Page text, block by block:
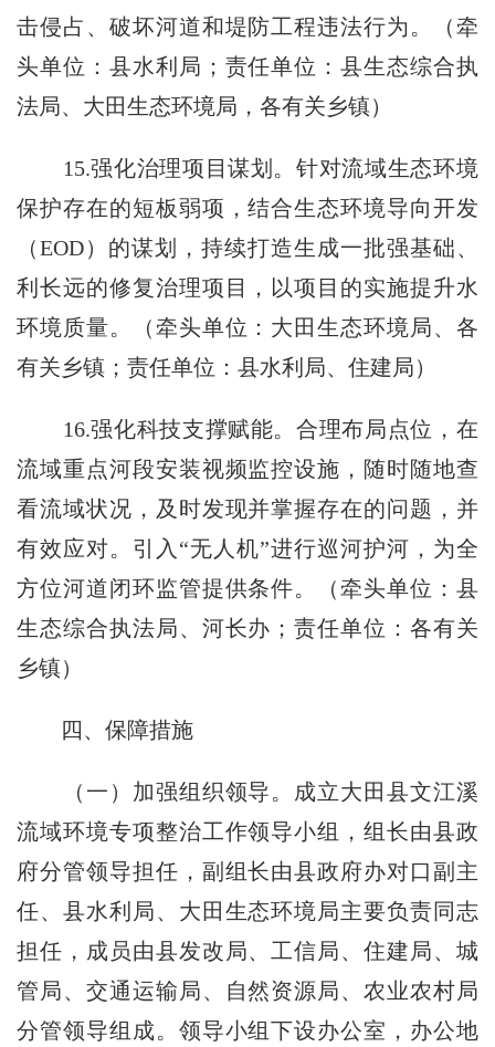
击侵占、破坏河道和堤防工程违法行为。（牵
头单位：县水利局；责任单位：县生态综合执
法局、大田生态环境局，各有关乡镇）
15.强化治理项目谋划。针对流域生态环境
保护存在的短板弱项，结合生态环境导向开发
（EOD）的谋划，持续打造生成一批强基础、
利长远的修复治理项目，以项目的实施提升水
环境质量。（牵头单位：大田生态环境局、各
有关乡镇；责任单位：县水利局、住建局）
16.强化科技支撑赋能。合理布局点位，在
流域重点河段安装视频监控设施，随时随地查
看流域状况，及时发现并掌握存在的问题，并
有效应对。引入“无人机”进行巡河护河，为全
方位河道闭环监管提供条件。（牵头单位：县
生态综合执法局、河长办；责任单位：各有关
乡镇）
四、保障措施
（一）加强组织领导。成立大田县文江溪
流域环境专项整治工作领导小组，组长由县政
府分管领导担任，副组长由县政府办对口副主
任、县水利局、大田生态环境局主要负责同志
担任，成员由县发改局、工信局、住建局、城
管局、交通运输局、自然资源局、农业农村局
分管领导组成。领导小组下设办公室，办公地